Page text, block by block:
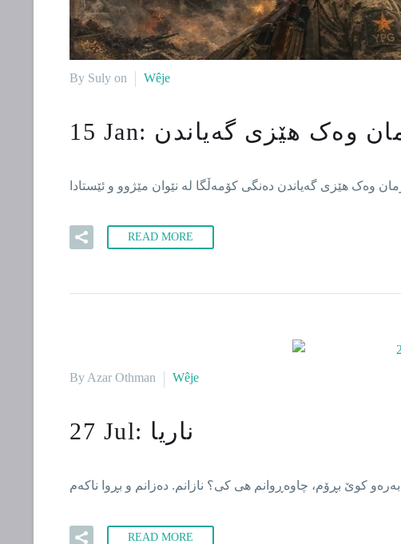
By Suly on Wêje
15 Jan: وەک هێزی گەیاندن
READ MORE
By Azar Othman Wêje
27 Jul: ناریا
READ MORE